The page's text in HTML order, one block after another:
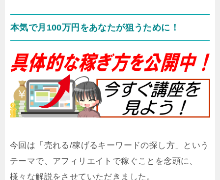
本気で月100万円をあなたが狙うために！
今回は「売れる/稼げるキーワードの探し方」という
テーマで、アフィリエイトで稼ぐことを念頭に、
様々な解説をさせていただきました。